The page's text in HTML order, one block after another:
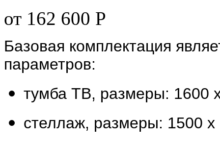
от 162 600 Р
Базовая комплектация
параметров:
тумба ТВ, размеры: 1600
стеллаж, размеры: 1500